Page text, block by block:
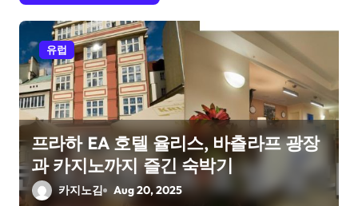
g
a
t
i
o
n
유럽
프라하 EA 호텔 율리스, 바츨라프 광장
과 카지노까지 즐긴 숙박기
카지노김 Aug 20, 2025